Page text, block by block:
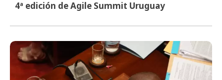
4ª edición de Agile Summit Uruguay